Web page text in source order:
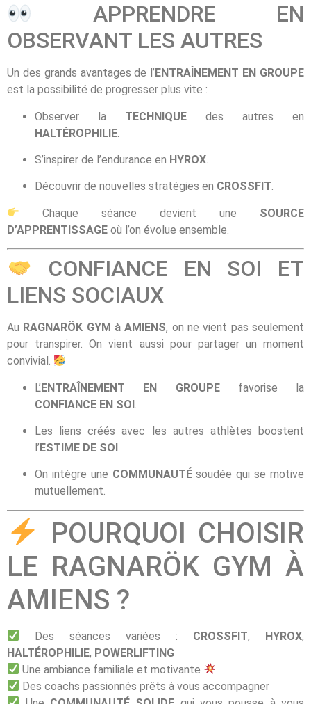
APPRENDRE EN
OBSERVANT LES AUTRES
Un des grands avantages de l’ ENTRAÎNEMENT EN GROUPE
est la possibilité de progresser plus vite :
Observer la TECHNIQUE des autres en
HALTÉROPHILIE
S’inspirer de l’endurance en HYROX.
Découvrir de nouvelles stratégies en CROSSFIT.
Chaque séance devient une SOURCE
D’APPRENTISSAGE où l’on évolue ensemble.
CONFIANCE EN SOI ET
LIENS SOCIAUX
Au RAGNARÖK GYM à AMIENS, on ne vient pas seulement
pour transpirer. On vient aussi pour partager un moment
convivial.
L’ENTRAÎNEMENT EN GROUPEfavorise la
CONFIANCE EN SOI
Les liens créés avec les autres athlètes boostent
l’ESTIME DE SOI.
On intègre une COMMUNAUTÉsoudée qui se motive
mutuellement.
POURQUOI CHOISIR
LE RAGNARÖK GYM À
AMIENS ?
Des séances variées : CROSSFIT, HYROX,
HALTÉROPHILIE, POWERLIFTING
Une ambiance familiale et motivante
Des coachs passionnés prêts à vous accompagner